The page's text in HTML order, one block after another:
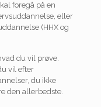
foregå på en
eller
(HHX og
du vil prøve.
vil efter
du ikke
den allerbedste.